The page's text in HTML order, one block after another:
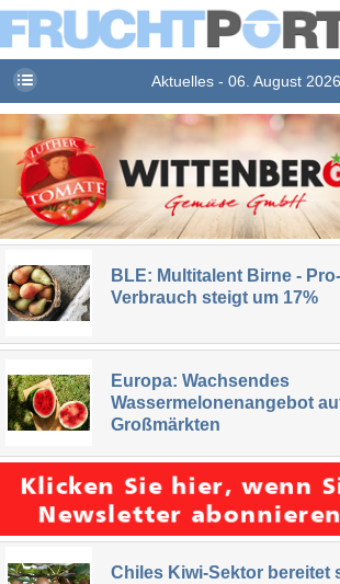
Aktuelles - 06. August 2026
BLE: Multitalent Birne -
Verbrauch steigt um 17%
Europa: Wachsendes
Wassermelonenangebot
Großmärkten
Chiles Kiwi-Sektor bereitet